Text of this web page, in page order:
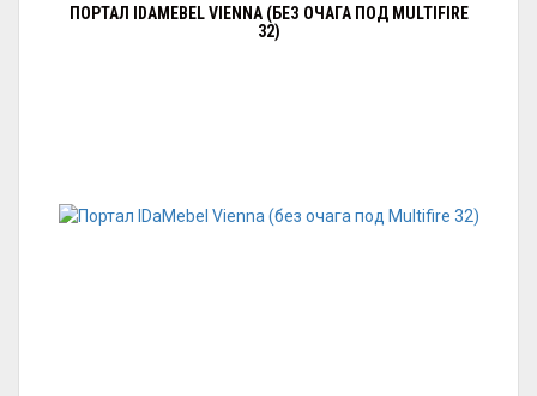
ПОРТАЛ IDAMEBEL VIENNA (БЕЗ ОЧАГА ПОД MULTIFIRE
32)